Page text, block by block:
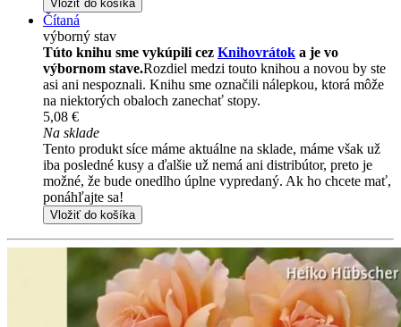
Vložiť do košíka
Čítaná
výborný stav
Túto knihu sme vykúpili cez Knihovrátok a je vo
výbornom stave.Rozdiel medzi touto knihou a novou by ste
asi ani nespoznali. Knihu sme označili nálepkou, ktorá môže
na niektorých obaloch zanechať stopy.
5,08 €
Na sklade
Tento produkt síce máme aktuálne na sklade, máme však už
iba posledné kusy a ďalšie už nemá ani distribútor, preto je
možné, že bude onedlho úplne vypredaný. Ak ho chcete mať,
ponáhľajte sa!
Vložiť do košíka